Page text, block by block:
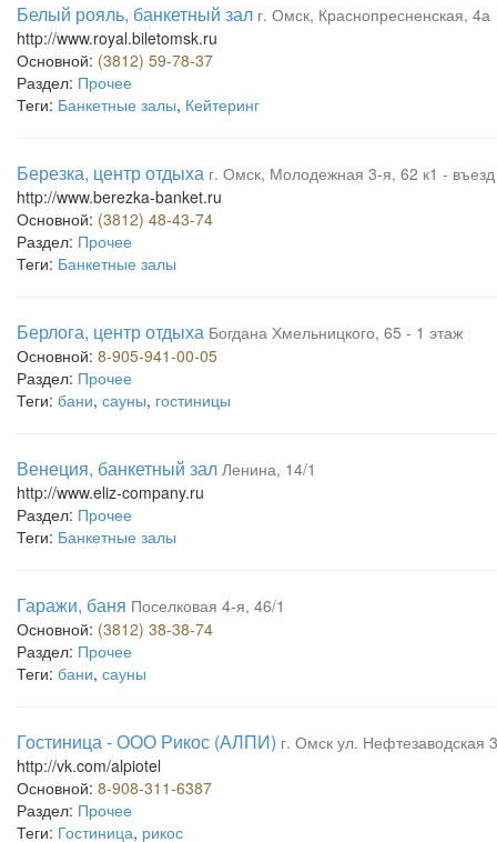
Белый рояль, банкетный зал г. Омск, Краснопресненская, 4а
http://www.royal.biletomsk.ru
Основной: (3812) 59-78-37
Раздел: Прочее
Теги: Банкетные залы, Кейтеринг
Березка, центр отдыха г. Омск, Молодежная 3-я, 62 к1 -
http://www.berezka-banket.ru
Основной: (3812) 48-43-74
Раздел: Прочее
Теги: Банкетные залы
Берлога, центр отдыха Богдана Хмельницкого, 65 - 1 этаж
Основной: 8-905-941-00-05
Раздел: Прочее
Теги: бани, сауны, гостиницы
Венеция, банкетный зал Ленина, 14/1
http://www.eliz-company.ru
Раздел: Прочее
Теги: Банкетные залы
Гаражи, баня Поселковая 4-я, 46/1
Основной: (3812) 38-38-74
Раздел: Прочее
Теги: бани, сауны
г. Омск ул. Нефтезаводская
http://vk.com/alpiotel
Основной: 8-908-311-6387
Раздел: Прочее
Теги: Гостиница, рикос